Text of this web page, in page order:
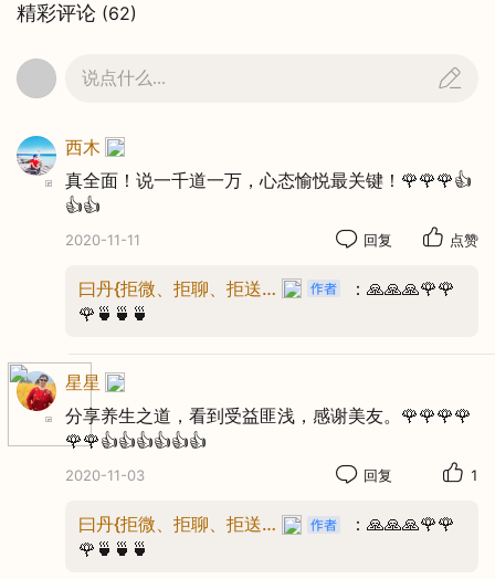
饭后一支烟，害处大无边。
养生三字经：
冠心病，吃银杏。
吃鲜橙，防卒中。
吃西柚，防血稠。
吃大蒜，降血脂。
精彩评论 (62)
说点什么...
西木
真全面！说一千道一万，心态愉悦最关键！🌹🌹🌹👍
👍👍
2020-11-11 回复 点赞
曰丹{拒微、拒聊、拒送花}
：🙏🙏🙏🌹🌹
🌹🍵🍵🍵
星星
分享养生之道，看到受益匪浅，感谢美友。🌹🌹🌹🌹
🌹🌹👍👍👍👍👍👍
2020-11-03 回复 1
曰丹{拒微、拒聊、拒送花}
：🙏🙏🙏🌹🌹
🌹🍵🍵🍵